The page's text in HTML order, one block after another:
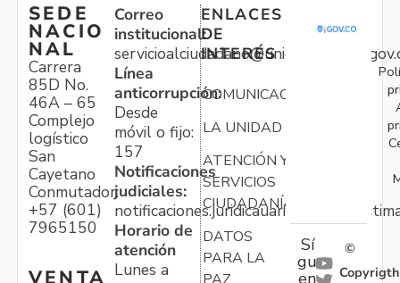
SEDE
NACIO
NAL
Carrera
85D No.
46A – 65
Complejo
logístico
San
Cayetano
Conmutador:
+57 (601)
7965150
VENTA
Correo
institucional:
Línea
anticorrupción:
Desde
móvil o fijo:
157
Notificaciones
judiciales:
Horario de
atención
Lunes a
ENLACES
DE
INTERÉS
COMUNICACIONES
LA UNIDAD
ATENCIÓN Y
SERVICIOS
CIUDADANÍA
DATOS
PARA LA
PAZ
Sí
gu
©
Copyrigth